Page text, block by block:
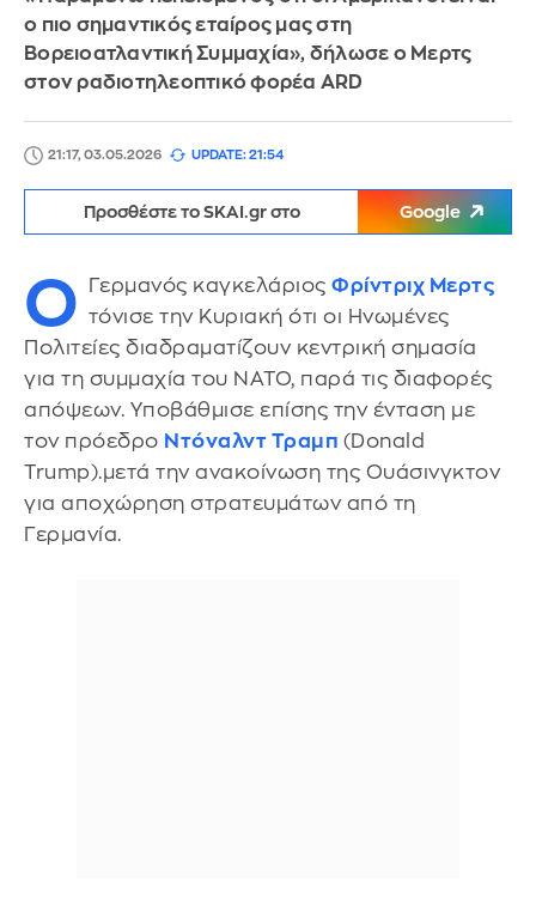
ο πιο σημαντικός εταίρος μας στη
Βορειοατλαντική Συμμαχία», δήλωσε ο Μερτς
στον ραδιοτηλεοπτικό φορέα ARD
21:17, 03.05.2026 UPDATE: 21:54
Προσθέστε το SKAI.gr στο Google
Ο Γερμανός καγκελάριος Φρίντριχ Μερτς
τόνισε την Κυριακή ότι οι Ηνωμένες
Πολιτείες διαδραματίζουν κεντρική σημασία
για τη συμμαχία του ΝΑΤΟ, παρά τις διαφορές
απόψεων. Υποβάθμισε επίσης την ένταση με
τον πρόεδρο Ντόναλντ Τραμπ (Donald
Trump).μετά την ανακοίνωση της Ουάσινγκτον
για αποχώρηση στρατευμάτων από τη
Γερμανία.